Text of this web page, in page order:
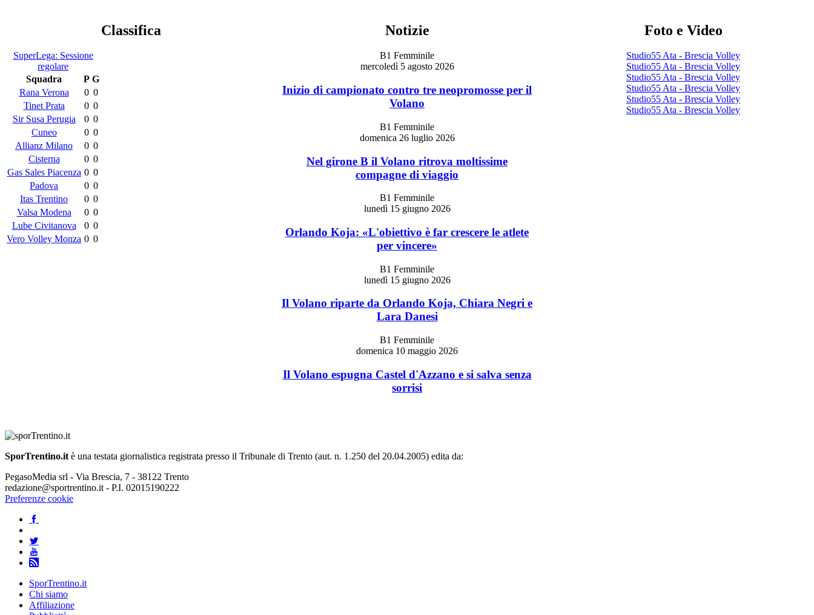
Classifica
SuperLega: Sessione
regolare
Squadra
P G
Rana Verona
0 0
Tinet Prata
0 0
Sir Susa Perugia
0 0
Cuneo
0 0
Allianz Milano
0 0
Cisterna
0 0
Gas Sales Piacenza 0 0
Padova
0 0
Itas Trentino
0 0
Valsa Modena
0 0
Lube Civitanova
0 0
Vero Volley Monza 0 0
Notizie
B1 Femminile
mercoledì 5 agosto 2026
Inizio di campionato contro tre neopromosse per il
Volano
B1 Femminile
domenica 26 luglio 2026
Nel girone B il Volano ritrova moltissime
compagne di viaggio
B1 Femminile
lunedì 15 giugno 2026
Orlando Koja: «L'obiettivo è far crescere le atlete
per vincere»
B1 Femminile
lunedì 15 giugno 2026
Il Volano riparte da Orlando Koja, Chiara Negri e
Lara Danesi
B1 Femminile
domenica 10 maggio 2026
Il Volano espugna Castel d'Azzano e si salva senza
sorrisi
Foto e Video
Studio55 Ata - Brescia Volley
Studio55 Ata - Brescia Volley
Studio55 Ata - Brescia Volley
Studio55 Ata - Brescia Volley
Studio55 Ata - Brescia Volley
Studio55 Ata - Brescia Volley
SporTrentino.it è una testata giornalistica registrata presso il Tribunale di Trento (aut. n. 1.250 del 20.04.2005) edita da:
PegasoMedia srl - Via Brescia, 7 - 38122 Trento
redazione@sportrentino.it - P.I. 02015190222
Preferenze cookie
SporTrentino.it
Chi siamo
Affiliazione